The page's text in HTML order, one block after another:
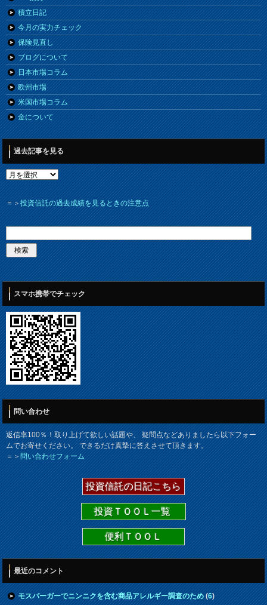
積立日記
今月の実力チェック
保険見直し
ブログについて
日本市場コラム
欧州市場
米国市場コラム
金について
過去記事を見る
＝＞投資信託の過去成績を見るときの注意点
スマホ携帯でチェック
問い合わせ
返信率100％！取り上げて欲しい話題や、 疑問点などありましたら以下フォー
ムでお寄せください。 できるだけ真摯に答えさせて頂きます。
＝＞問い合わせフォーム
投資信託の日記こちら
投資ＴＯＯＬ一覧
便利ＴＯＯＬ
最近のコメント
モスバーガーでニンニクを含む商品アレルギー調査のため(6)